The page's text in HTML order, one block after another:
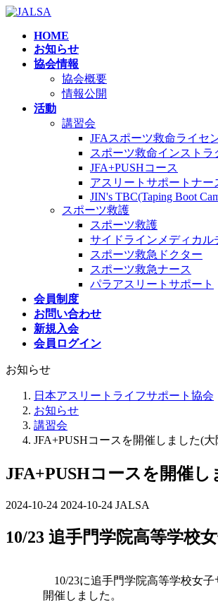
コ
ナ
HOME
お知らせ
協会情報
協会概要
情報公開
活動
講習会
JFAスポーツ救命ライセ
スポーツ救命インストラ
JFA+PUSHコース
アスリートサポートナー
JIN's TBC(Taping Boot
スポーツ救護
スポーツ救護
サイドラインメディカル
スポーツ救急ドクター
スポーツ救急ナース
パラアスリートサポート
会員制度
お問い合わせ
新規入会
会員ログイン
お知らせ
日本アスリートライフサポート協会
お知らせ
講習会
JFA+PUSHコースを開催しました(大
JFA+PUSHコースを開催し
2024-10-24 最
更
時
:
2024-10-24 JALSA
10/23 追手門学院高等学校
10/23に追手門学院高等学校女
開催しました。